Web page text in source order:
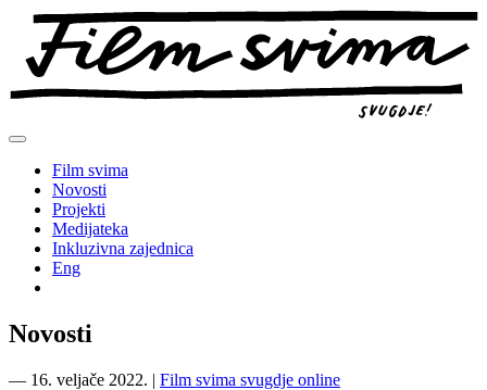
Preskoči
sadržaj
Film svima
Novosti
Projekti
Medijateka
Inkluzivna zajednica
Eng
Novosti
― 16. veljače 2022. | Film svima svugdje online